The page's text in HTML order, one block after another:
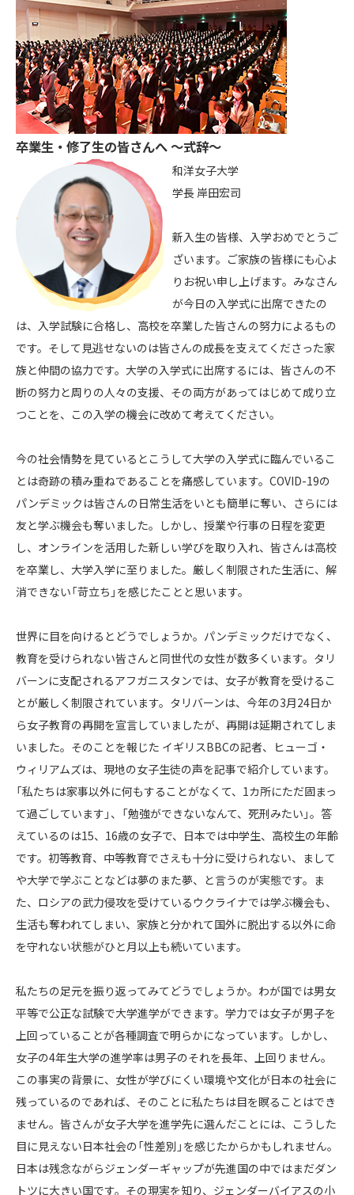
卒業生・修了生の皆さんへ ～式辞～
和洋女子大学
学長 岸田宏司
新入生の皆様、入学おめでとうご
ざいます。ご家族の皆様にも心よ
りお祝い申し上げます。みなさん
が今日の入学式に出席できたの
は、入学試験に合格し、高校を卒業した皆さんの努力によるもの
です。そして見逃せないのは皆さんの成長を支えてくださった家
族と仲間の協力です。大学の入学式に出席するには、皆さんの不
断の努力と周りの人々の支援、その両方があってはじめて成り立
つことを、この入学の機会に改めて考えてください。
今の社会情勢を見ているとこうして大学の入学式に臨んでいるこ
とは奇跡の積み重ねであることを痛感しています。COVID-19の
パンデミックは皆さんの日常生活をいとも簡単に奪い、さらには
友と学ぶ機会も奪いました。しかし、授業や行事の日程を変更
し、オンラインを活用した新しい学びを取り入れ、皆さんは高校
を卒業し、大学入学に至りました。厳しく制限された生活に、解
消できない「苛立ち」を感じたことと思います。
世界に目を向けるとどうでしょうか。パンデミックだけでなく、
教育を受けられない皆さんと同世代の女性が数多くいます。タリ
バーンに支配されるアフガニスタンでは、女子が教育を受けるこ
とが厳しく制限されています。タリバーンは、今年の3月24日か
ら女子教育の再開を宣言していましたが、再開は延期されてしま
いました。そのことを報じた イギリスBBCの記者、ヒューゴ・
ウィリアムズは、現地の女子生徒の声を記事で紹介しています。
「私たちは家事以外に何もすることがなくて、1カ所にただ固まっ
て過ごしています」、「勉強ができないなんて、死刑みたい」。答
えているのは15、16歳の女子で、日本では中学生、高校生の年齢
です。初等教育、中等教育でさえも十分に受けられない、まして
や大学で学ぶことなどは夢のまた夢、と言うのが実態です。ま
た、ロシアの武力侵攻を受けているウクライナでは学ぶ機会も、
生活も奪われてしまい、家族と分かれて国外に脱出する以外に命
を守れない状態がひと月以上も続いています。
私たちの足元を振り返ってみてどうでしょうか。わが国では男女
平等で公正な試験で大学進学ができます。学力では女子が男子を
上回っていることが各種調査で明らかになっています。しかし、
女子の4年生大学の進学率は男子のそれを長年、上回りません。
この事実の背景に、女性が学びにくい環境や文化が日本の社会に
残っているのであれば、そのことに私たちは目を瞑ることはでき
ません。皆さんが女子大学を進学先に選んだことには、こうした
目に見えない日本社会の「性差別」を感じたからかもしれません。
日本は残念ながらジェンダーギャップが先進国の中ではまだダン
トツに大きい国です。その現実を知り、ジェンダーバイアスの小